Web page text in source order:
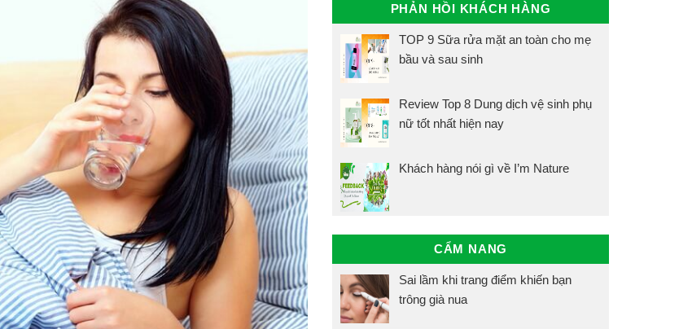
PHẢN HỒI KHÁCH HÀNG
TOP 9 Sữa rửa mặt an toàn cho mẹ
bầu và sau sinh
Review Top 8 Dung dịch vệ sinh phụ
nữ tốt nhất hiện nay
Khách hàng nói gì về I’m Nature
CẨM NANG
Sai lầm khi trang điểm khiến bạn
trông già nua